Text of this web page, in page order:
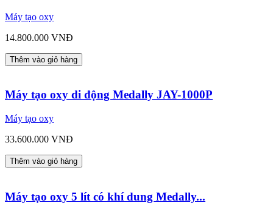
Máy tạo oxy
14.800.000 VNĐ
Thêm vào giỏ hàng
Máy tạo oxy di động Medally JAY-1000P
Máy tạo oxy
33.600.000 VNĐ
Thêm vào giỏ hàng
Máy tạo oxy 5 lít có khí dung Medally...